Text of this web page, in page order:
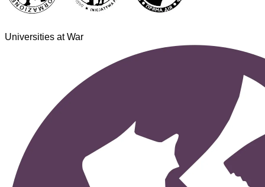
Universities at War